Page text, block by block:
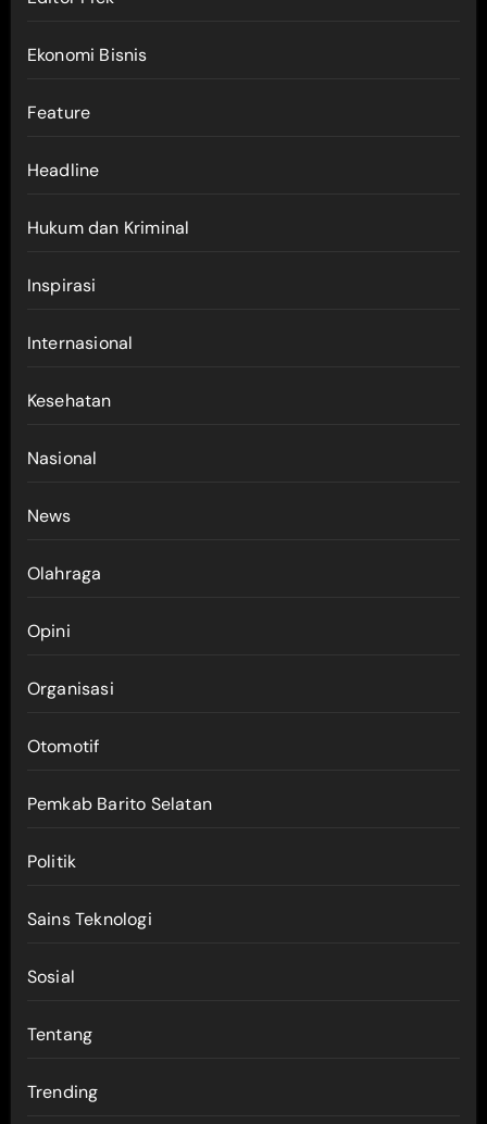
Ekonomi Bisnis
Feature
Headline
Hukum dan Kriminal
Inspirasi
Internasional
Kesehatan
Nasional
News
Olahraga
Opini
Organisasi
Otomotif
Pemkab Barito Selatan
Politik
Sains Teknologi
Sosial
Tentang
Trending